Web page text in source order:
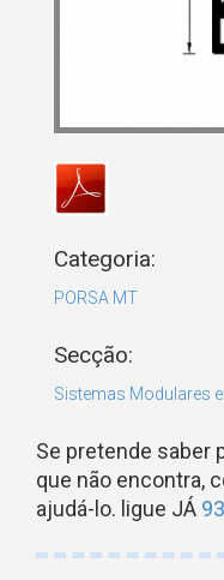
Categoria:
PORSA MT
Secção:
Sistemas Modulares
Se pretende saber
que não encontra,
ajudá-lo. ligue JÁ